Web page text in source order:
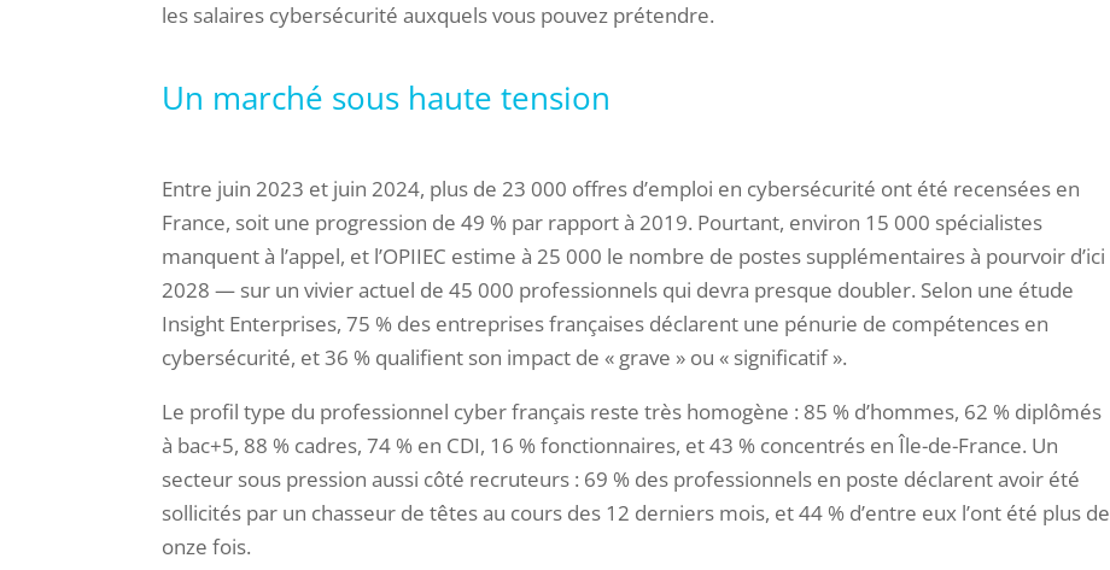
les salaires cybersécurité auxquels vous pouvez prétendre.
Un marché sous haute tension
Entre juin 2023 et juin 2024, plus de 23 000 offres d’emploi en cybersécurité ont été recensées en
France, soit une progression de 49 % par rapport à 2019. Pourtant, environ 15 000 spécialistes
manquent à l’appel, et l’OPIIEC estime à 25 000 le nombre de postes supplémentaires à pourvoir d’ici
2028 — sur un vivier actuel de 45 000 professionnels qui devra presque doubler. Selon une étude
Insight Enterprises, 75 % des entreprises françaises déclarent une pénurie de compétences en
cybersécurité, et 36 % qualifient son impact de « grave » ou « significatif ».
Le profil type du professionnel cyber français reste très homogène : 85 % d’hommes, 62 % diplômés
à bac+5, 88 % cadres, 74 % en CDI, 16 % fonctionnaires, et 43 % concentrés en Île-de-France. Un
secteur sous pression aussi côté recruteurs : 69 % des professionnels en poste déclarent avoir été
sollicités par un chasseur de têtes au cours des 12 derniers mois, et 44 % d’entre eux l’ont été plus de
onze fois.